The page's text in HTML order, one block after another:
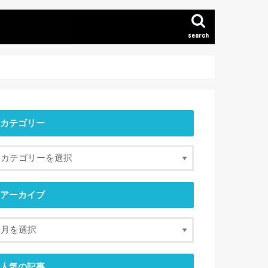
search
カテゴリー
アーカイブ